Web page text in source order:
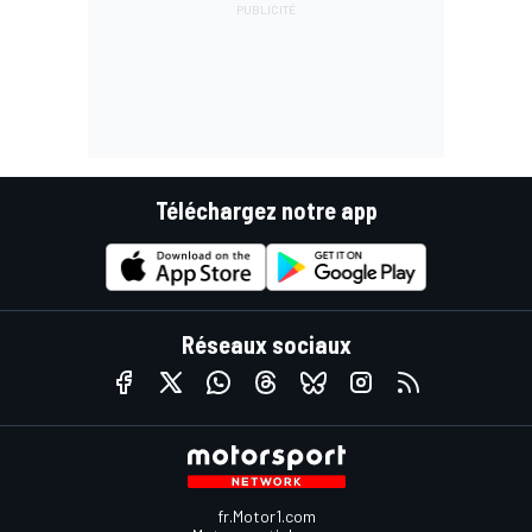
Téléchargez notre app
Réseaux sociaux
fr.Motor1.com